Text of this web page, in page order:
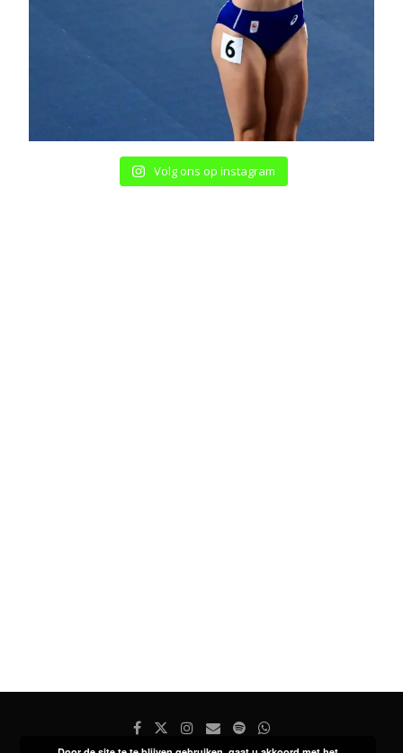
Volg ons op instagram